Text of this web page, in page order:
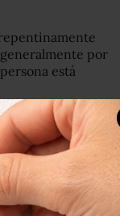
por
está
está
del
finalmente, se